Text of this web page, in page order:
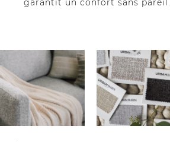
garantit un confort sans pareil.